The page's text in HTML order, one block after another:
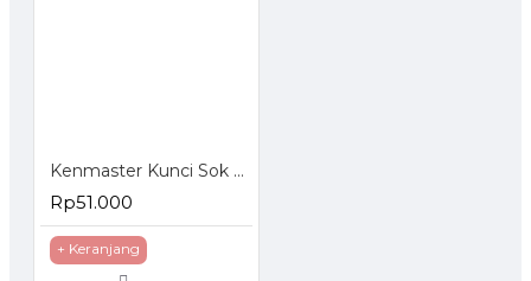
Kenmaster Kunci Sok Set 27 Pcs
Rp51.000
+ Keranjang